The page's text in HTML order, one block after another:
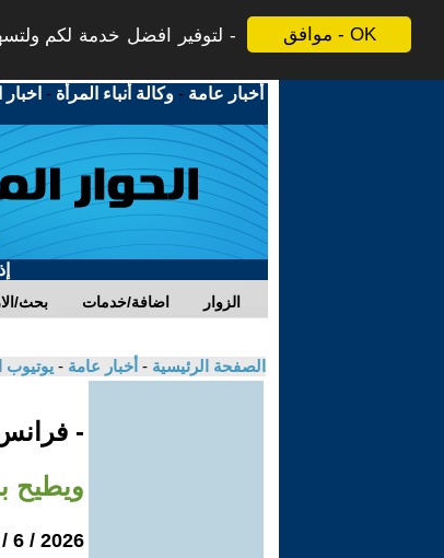
موافق - OK
لتوفير افضل خدمة لكم
أخبار عامة -وكالة أنباء المرأة -
بحث/ اضافة/خدمات الزوار
الصفحة الرئيسية - أخبار عامة - يوتيوب
- فرانس
ويطيح
2026 / 6 / 12